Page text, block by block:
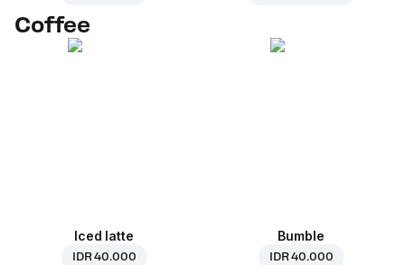
Coffee
Iced latte
IDR 40.000
Bumble
IDR 40.000